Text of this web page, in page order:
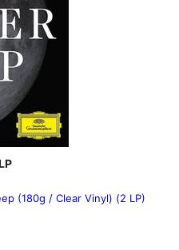
(180g / Clear Vinyl) (2 LP)